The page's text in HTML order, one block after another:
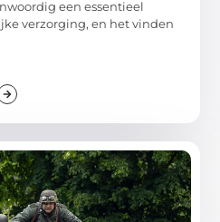
een essentieel
verzorging, en het vinden